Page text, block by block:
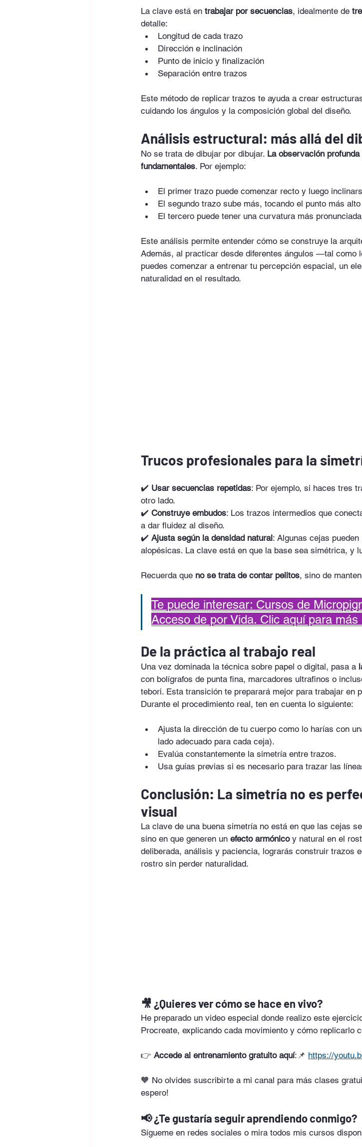
La clave está en trabajar por secuencias, idealmente de
detalle:
Longitud de cada trazo
Dirección e inclinación
Punto de inicio y finalización
Separación entre trazos
Este método de replicar trazos te ayuda a crear
cuidando los ángulos y la composición global del diseño.
Análisis estructural: más allá del
No se trata de dibujar por dibujar. La observación
fundamentales. Por ejemplo:
El primer trazo puede comenzar recto y luego
El segundo trazo sube más, tocando el punto más
El tercero puede tener una curvatura más
Este análisis permite entender cómo se construye la
Además, al practicar desde diferentes ángulos —tal
puedes comenzar a entrenar tu percepción espacial, un
naturalidad en el resultado.
Trucos profesionales para la
✔️ Usar secuencias repetidas: Por ejemplo, si haces tres
otro lado.
✔️ Construye embudos: Los trazos intermedios que
a dar fluidez al diseño.
✔️ Ajusta según la densidad natural: Algunas cejas
alopésicas. La clave está en que la base sea simétrica, y
Recuerda que no se trata de contar pelitos, sino de
Te puede interesar: Cursos de
Acceso de por Vida. Clic aquí para más
De la práctica al trabajo real
Una vez dominada la técnica sobre papel o digital, pasa a
con bolígrafos de punta fina, marcadores ultrafinos o
tebori. Esta transición te preparará mejor para trabajar en
Durante el procedimiento real, ten en cuenta lo siguiente:
Ajusta la dirección de tu cuerpo como lo harías con
lado adecuado para cada ceja).
Evalúa constantemente la simetría entre trazos.
Usa guías previas si es necesario para trazar las
Conclusión: La simetría no es
visual
La clave de una buena simetría no está en que las cejas
sino en que generen un efecto armónico y natural en el
deliberada, análisis y paciencia, lograrás construir trazos
rostro sin perder naturalidad.
🎥 ¿Quieres ver cómo se hace en vivo?
He preparado un video especial donde realizo este
Procreate, explicando cada movimiento y cómo replicarlo
👉 Accede al entrenamiento gratuito aquí:📌 https://
🧡 No olvides suscribirte a mi canal para más clases
espero!
📢 ¿Te gustaría seguir aprendiendo conmigo?
Sígueme en redes sociales o mira todos mis cursos